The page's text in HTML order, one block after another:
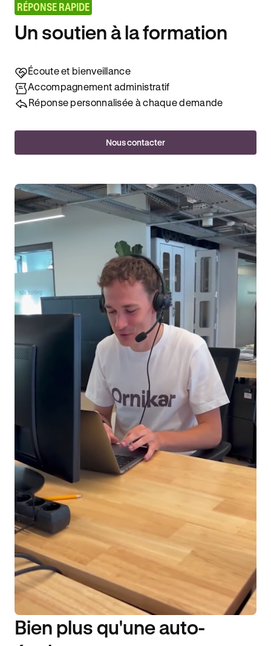
DISPONIBILITÉ 6J/7
RÉPONSE RAPIDE
Un soutien à la formation
Écoute et bienveillance
Accompagnement administratif
Réponse personnalisée à chaque demande
Nous contacter
Bien plus qu'une auto-